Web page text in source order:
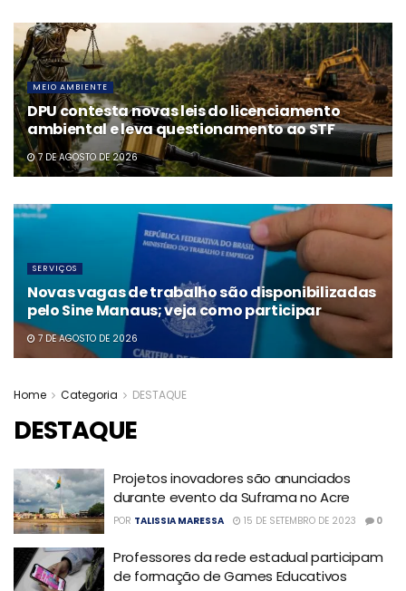
MEIO AMBIENTE
DPU contesta novas leis do licenciamento
ambiental e leva questionamento ao STF
7 DE AGOSTO DE 2026
SERVIÇOS
Novas vagas de trabalho são disponibilizadas
pelo Sine Manaus; veja como participar
7 DE AGOSTO DE 2026
Home Categoria DESTAQUE
DESTAQUE
Projetos inovadores são anunciados
durante evento da Suframa no Acre
POR TALISSIA MARESSA 15 DE SETEMBRO DE 2023 0
Professores da rede estadual participam
de formação de Games Educativos